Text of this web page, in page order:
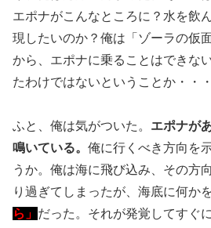
エポナがこんなところに？水を飲
現したいのか？俺は「ゾーラの仮
から、エポナに乗ることはできな
たわけではないということか・・・
ふと、俺は気がついた。 エポナが
鳴いている。 俺に行くべき方向を
うか。俺は海に飛び込み、その方
り過ぎてしまったが、海底に何か
ら」 だった。それが発覚してすぐに